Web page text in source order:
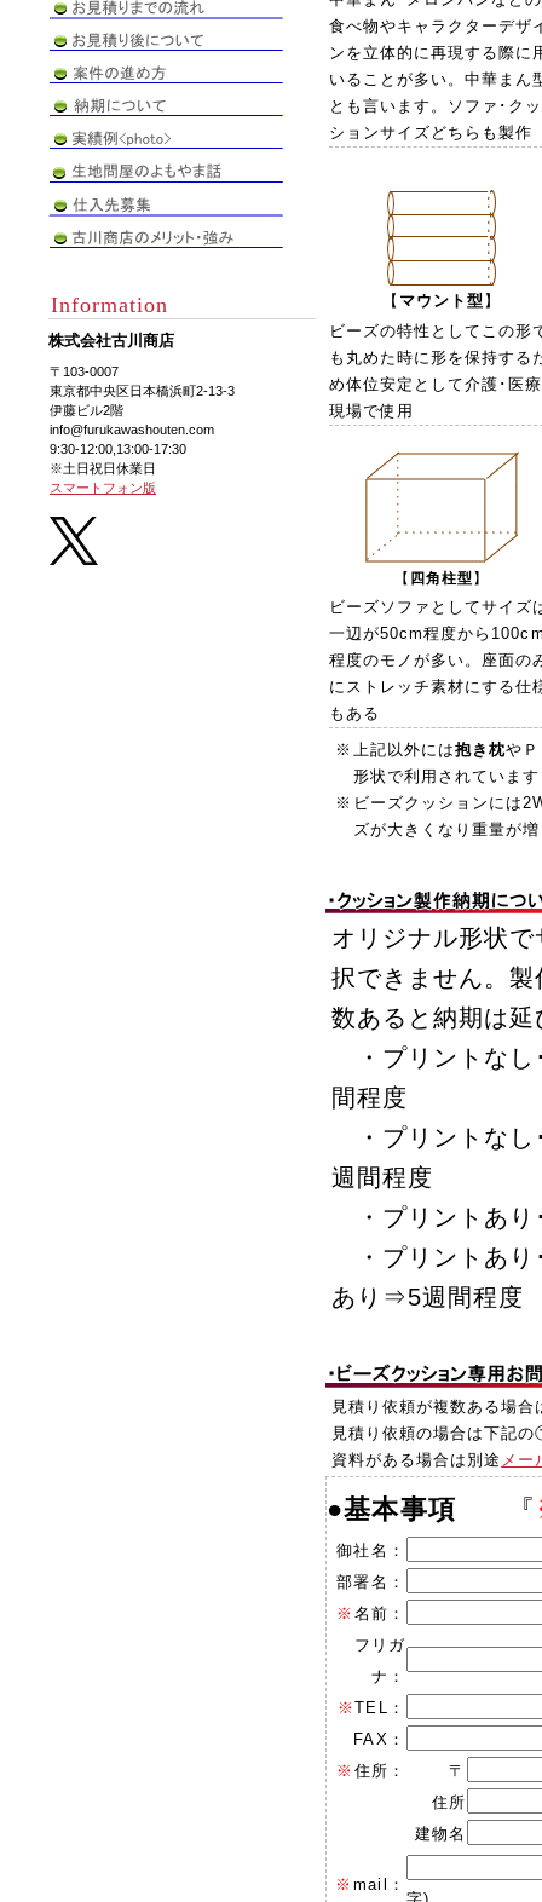
食べ物やキャラクターデザ
ンを立体的に再現する際に
いることが多い。中華まん
とも言います。ソファ･クッ
ションサイズどちらも製作
【 マウント型 】
ビーズの特性としてこの形
も丸めた時に形を保持する
め体位安定として介護･医療
現場で使用
【 四角柱型 】
ビーズソファとしてサイズ
一辺が50cm程度から
程度のモノが多い。座面の
にストレッチ素材にする仕
もある
※ 上記以外には抱き枕や
形状で利用されています
※ ビーズクッションには
ズが大きくなり重量が
オリジナル形状
択できません。
数あると納期は延
・プリントなし
間程度
・プリントなし
週間程度
・プリントあり
・プリントあり
あり⇒5週間程度
見積り依頼が複数ある場
見積り依頼の場合は下記
資料がある場合は別途 メー
●基本事項 『
御社名：
部署名：
※ 名前：
フリガ
ナ：
※TEL：
FAX：
※ 住所：
〒
住所
建物名
※ mail：
Information
株式会社古川商店
〒103-0007
東京都中央区日本橋浜町2-13-3
伊藤ビル2階
info@furukawashouten.com
9:30-12:00,13:00-17:30
※土日祝日休業日
スマートフォン版